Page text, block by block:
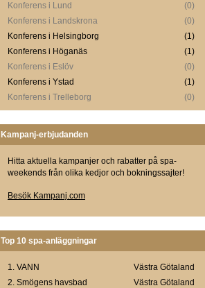
Konferens i Lund
(0)
Konferens i Landskrona
(0)
Konferens i Helsingborg
(1)
Konferens i Höganäs
(1)
Konferens i Eslöv
(0)
Konferens i Ystad
(1)
Konferens i Trelleborg
(0)
Kampanj-erbjudanden
Hitta aktuella kampanjer och rabatter på spa-
weekends från olika kedjor och bokningssajter!
Besök Kampanj.com
Top 10 spa-anläggningar
1. VANN
Västra Götaland
2. Smögens havsbad
Västra Götaland